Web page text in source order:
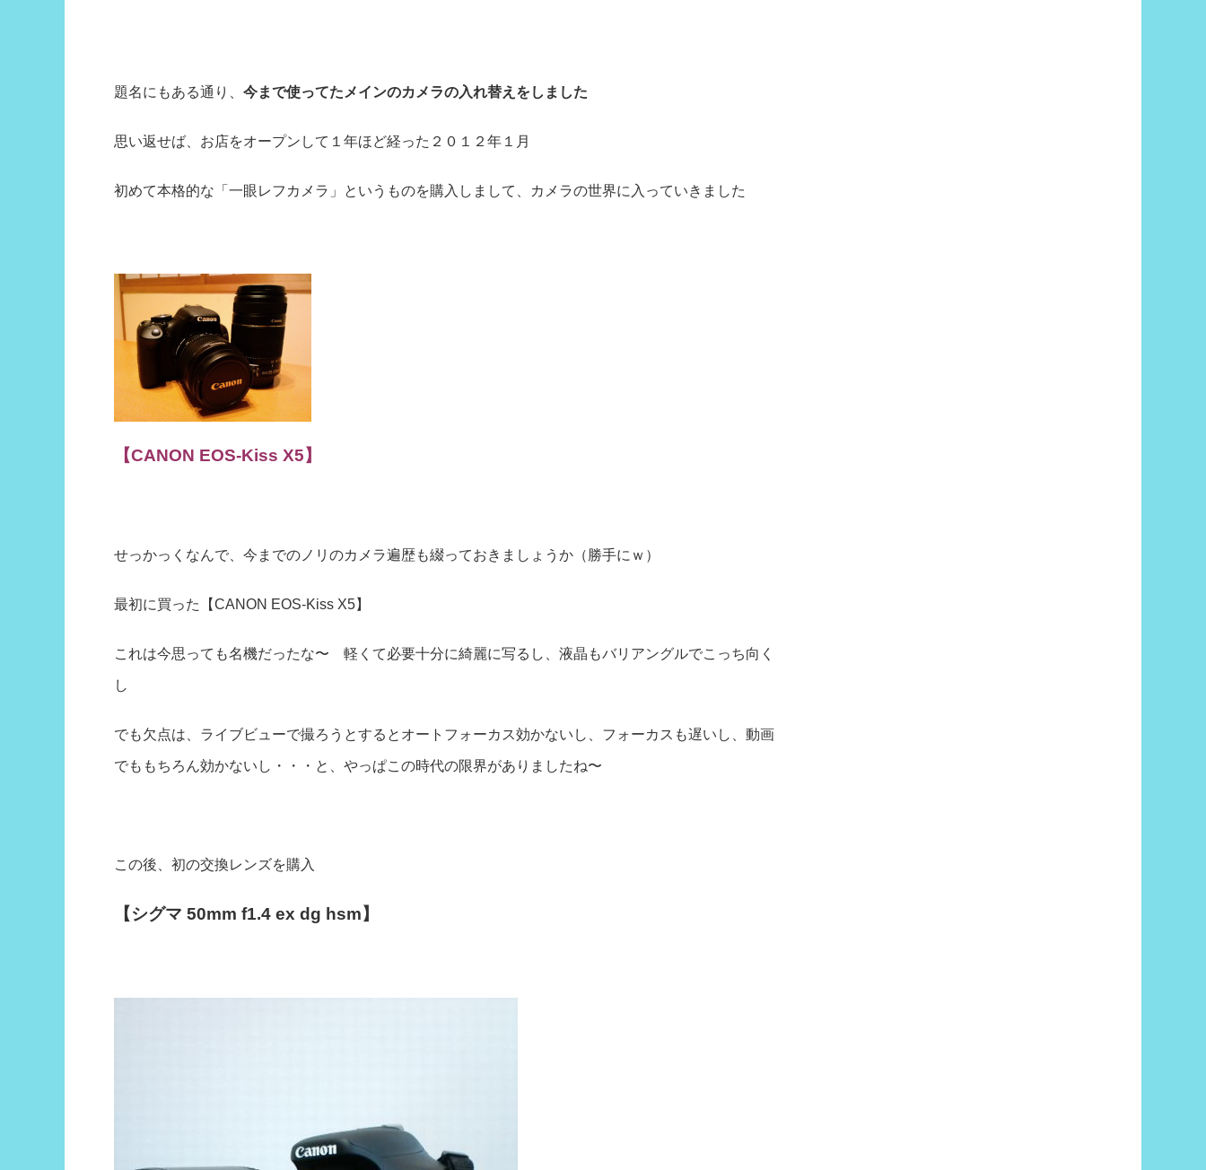
題名にもある通り、 今まで使ってたメインのカメラの入れ替えをしました
思い返せば、お店をオープンして１年ほど経った２０１２年１月
初めて本格的な「一眼レフカメラ」というものを購入しまして、カメラの世界に入っていきました
【CANON EOS-Kiss X5】
せっかっくなんで、今までのノリのカメラ遍歴も綴っておきましょうか（勝手にｗ）
最初に買った 【CANON EOS-Kiss X5】
これは今思っても名機だったな〜 軽くて必要十分に綺麗に写るし、液晶もバリアングルでこっち向く
し
でも欠点は、ライブビューで撮ろうとするとオートフォーカス効かないし、フォーカスも遅いし、動画
でももちろん効かないし・・・と、やっぱこの時代の限界がありましたね〜
この後、初の交換レンズを購入
【シグマ 50mm f1.4 ex dg hsm】